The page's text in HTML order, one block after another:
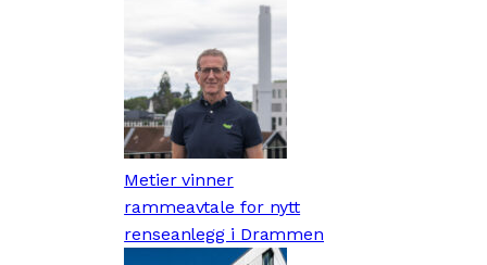
Metier vinner
rammeavtale for nytt
renseanlegg i Drammen